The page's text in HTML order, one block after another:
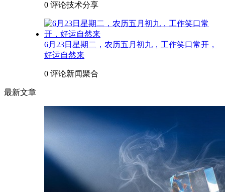
0 评论技术分享
6月23日星期二，农历五月初九，工作笑口常开，
好运自然来
0 评论新闻聚合
最新文章